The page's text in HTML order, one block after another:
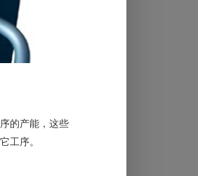
的产能，这些
工序。